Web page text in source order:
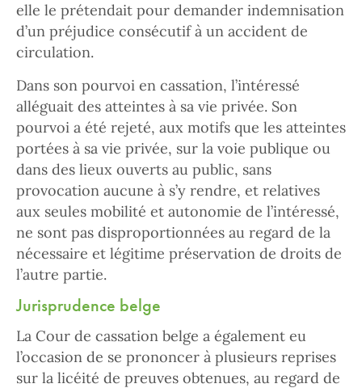
elle le prétendait pour demander indemnisation
d’un préjudice consécutif à un accident de
circulation.
Dans son pourvoi en cassation, l’intéressé
alléguait des atteintes à sa vie privée. Son
pourvoi a été rejeté, aux motifs que les atteintes
portées à sa vie privée, sur la voie publique ou
dans des lieux ouverts au public, sans
provocation aucune à s’y rendre, et relatives
aux seules mobilité et autonomie de l’intéressé,
ne sont pas disproportionnées au regard de la
nécessaire et légitime préservation de droits de
l’autre partie.
Jurisprudence belge
La Cour de cassation belge a également eu
l’occasion de se prononcer à plusieurs reprises
sur la licéité de preuves obtenues, au regard de